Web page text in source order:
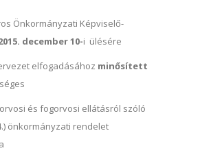
Önkormányzati Képviselő-
december 10-i ülésére
elfogadásához minősített
és fogorvosi ellátásról szóló
önkormányzati rendelet